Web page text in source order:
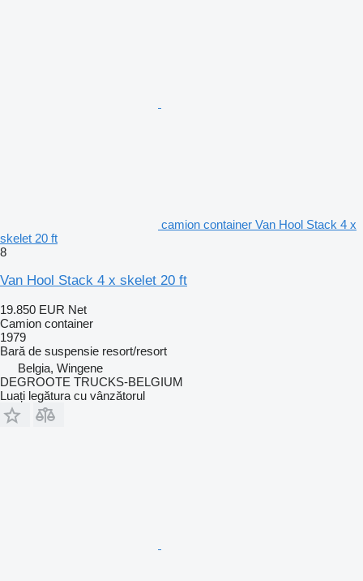
camion container Van Hool Stack 4 x
skelet 20 ft
8
Van Hool Stack 4 x skelet 20 ft
19.850 EUR Net
Camion container
1979
Bară de suspensie resort/resort
Belgia, Wingene
DEGROOTE TRUCKS-BELGIUM
Luați legătura cu vânzătorul